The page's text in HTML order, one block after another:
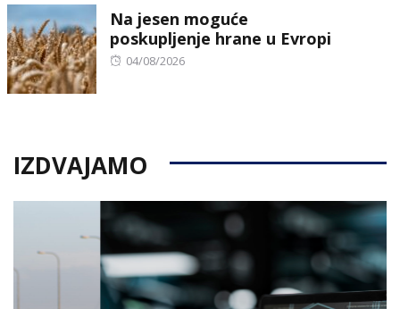
Na jesen moguće
poskupljenje hrane u Evropi
Posted
04/08/2026
IZDVAJAMO